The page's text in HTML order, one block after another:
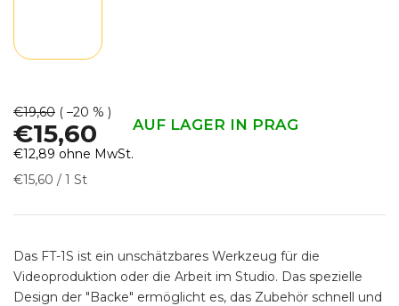
€19,60 ( –20 % )
€15,60 AUF LAGER IN PRAG
€12,89 ohne MwSt.
Verkaufspreis:
€15,60 / 1 St
Das FT-1S ist ein unschätzbares Werkzeug für die
Videoproduktion oder die Arbeit im Studio. Das spezielle
Design der "Backe" ermöglicht es, das Zubehör schnell und